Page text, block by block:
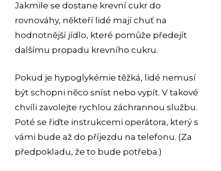
Jakmile se dostane krevní cukr do
rovnováhy, někteří lidé mají chuť na
hodnotnější jídlo, které pomůže předejít
dalšímu propadu krevního cukru.
Pokud je hypoglykémie těžká, lidé nemusí
být schopni něco sníst nebo vypít. V takové
chvíli zavolejte rychlou záchrannou službu.
Poté se řiďte instrukcemi operátora, který s
vámi bude až do příjezdu na telefonu. (Za
předpokladu, že to bude potřeba.)